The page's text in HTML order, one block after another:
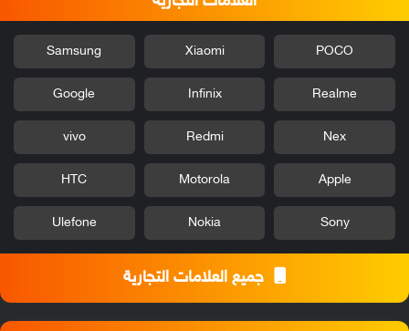
POCO
Xiaomi
Samsung
Realme
Infinix
Google
Nex
Redmi
vivo
Apple
Motorola
HTC
Sony
Nokia
Ulefone
جميع العلامات التجارية